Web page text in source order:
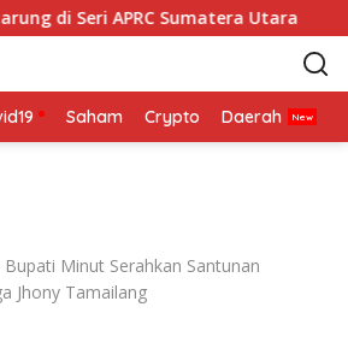
Seri APRC Sumatera Utara
Saham Crypto Daerah
Bupati Minut Serahkan Santunan
Jhony Tamailang